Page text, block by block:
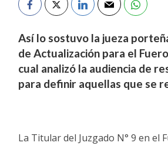
Así lo sostuvo la jueza
de Actualización para el
cual analizó la audiencia de
para definir aquellas que se
La Titular del Juzgado N° 9 en el